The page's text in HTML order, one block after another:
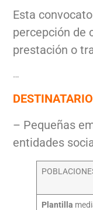
Esta
percepción de
prestación o
…
– Pequeñas
entidades
Plantilla